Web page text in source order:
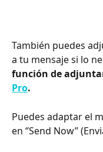
También puedes
a tu mensaje si lo
función de
Pro.
Puedes adaptar el
en ‘’Send Now’’